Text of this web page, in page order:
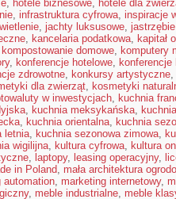
, hotele biznesowe, hotele dla
, infrastruktura cyfrowa, inspiracje
, jachty luksusowe,
, kancelaria podatkowa, kapitał
kompostowanie domowe, komputery
, konferencje hotelowe, konferencje
zdrowotne, konkursy artystyczne,
dla zwierząt, kosmetyki
w inwestycjach, kuchnia
, kuchnia meksykańska,
, kuchnia orientalna, kuchnia
letnia, kuchnia sezonowa zimowa,
wigilijna, kultura cyfrowa, kultura
, laptopy, leasing operacyjny,
in Poland, mała architektura
automation, marketing internetowy,
, meble industrialne, meble